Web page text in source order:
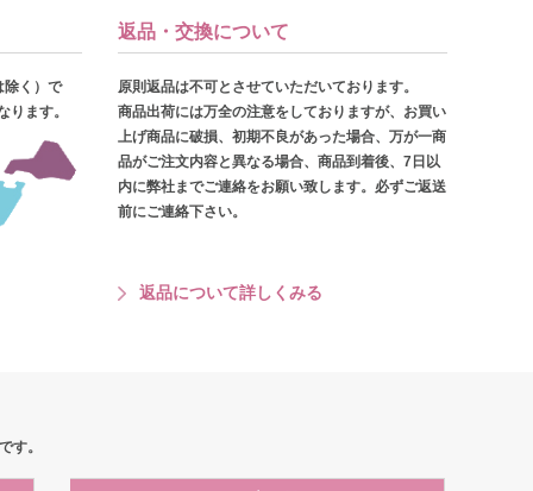
除く）で
ります。
返品・交換について
原則返品は不可とさせていただいております。
商品出荷には万全の注意をしておりますが、お買い
上げ商品に破損、初期不良があった場合、万が一商
品がご注文内容と異なる場合、商品到着後、7日以
内に弊社までご連絡をお願い致します。必ずご返送
前にご連絡下さい。
返品について詳しくみる
す。